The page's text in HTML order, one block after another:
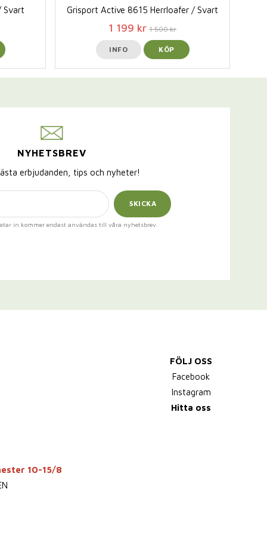
Svart Grisport Active 8615 Herrloafer / Svart
1 199 kr 1 500 kr
INFO KÖP
NYHETSBREV
erbjudanden, tips och nyheter!
SKICKA
in kommer endast användas till våra nyhetsbrev.
10-15/8
FÖLJ OSS
Facebook
Instagram
Hitta oss